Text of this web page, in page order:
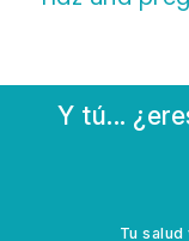
Y tú...
Tu